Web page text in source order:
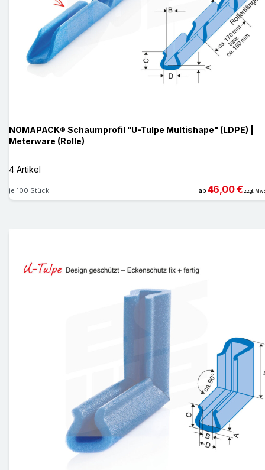
NOMAPACK® Schaumprofil "U-Tulpe Multishape" (LDPE) |
Meterware (Rolle)
4 Artikel
je 100 Stück ab 46,00 € zzgl.